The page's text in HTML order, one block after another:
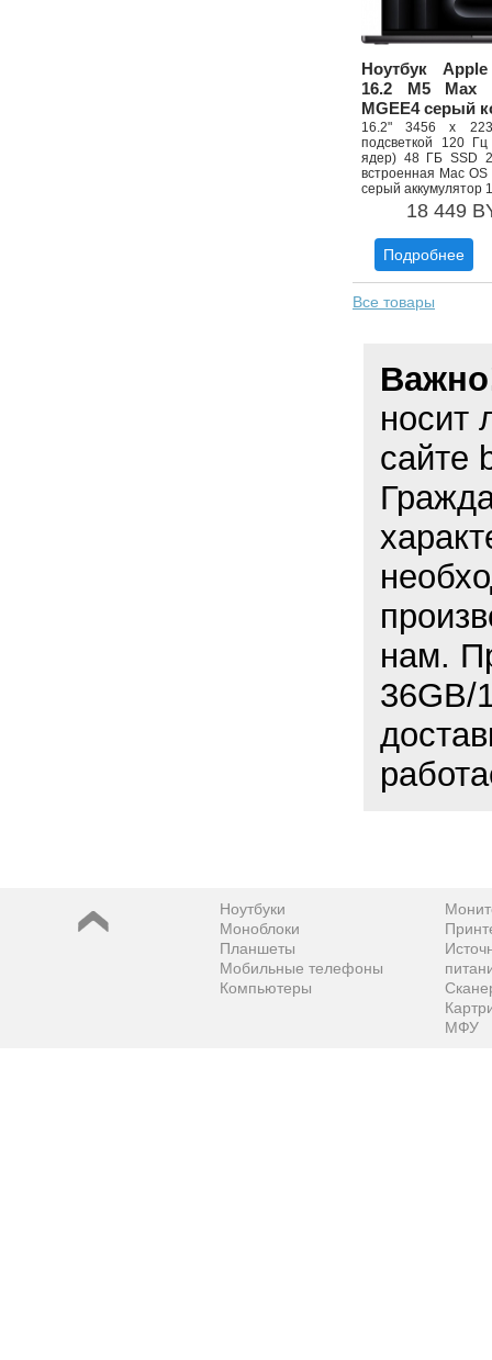
Ноутбук
16.2 M5 Max
MGEE4 серый
16.2" 3456 x
подсветкой 120
ядер) 48 ГБ SSD
встроенная Mac
серый аккумулятор
18 449
Подробнее
Все товары
носит
сайте
нам.
36GB/
Ноутбуки
Моноблоки
Планшеты
Мобильные телефоны
Компьютеры
МФУ